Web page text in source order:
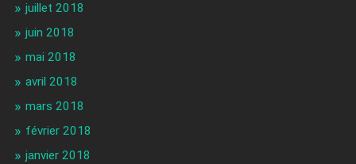
juillet 2018
juin 2018
mai 2018
avril 2018
mars 2018
février 2018
janvier 2018